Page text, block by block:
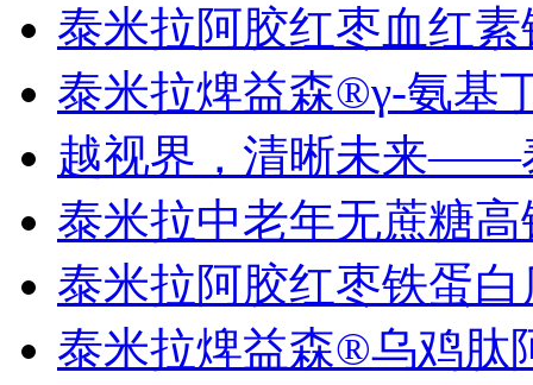
泰米拉阿胶红枣血红
泰米拉焷益森®γ-氨基
越视界，清晰未来——
泰米拉中老年无蔗糖
泰米拉阿胶红枣铁蛋
泰米拉焷益森®乌鸡肽